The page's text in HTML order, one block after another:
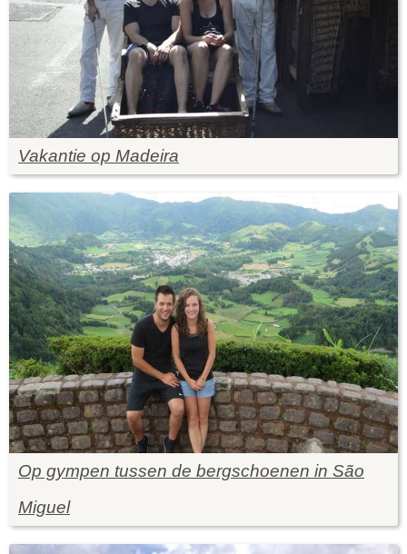
Vakantie op Madeira
Op gympen tussen de bergschoenen in São
Miguel